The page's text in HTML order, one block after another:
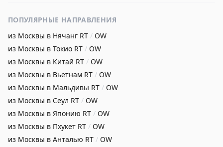
ПОПУЛЯРНЫЕ НАПРАВЛЕНИЯ
из Москвы в Нячанг RT / OW
из Москвы в Токио RT / OW
из Москвы в Китай RT / OW
из Москвы в Вьетнам RT / OW
из Москвы в Мальдивы RT / OW
из Москвы в Сеул RT / OW
из Москвы в Японию RT / OW
из Москвы в Пхукет RT / OW
из Москвы в Анталью RT / OW